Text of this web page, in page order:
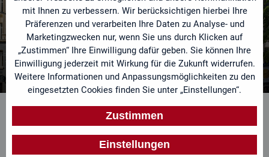
Jetzt individuelles Angebot
anfordern
Grenzenlos
flexibel
Anrede
Name
Telefon
mit Ihnen zu verbessern. Wir berücksichtigen hierbei Ihre
Präferenzen und verarbeiten Ihre Daten zu Analyse- und
Marketingzwecken nur, wenn Sie uns durch Klicken auf
„Zustimmen“ Ihre Einwilligung dafür geben. Sie können Ihre
Einwilligung jederzeit mit Wirkung für die Zukunft widerrufen.
Weitere Informationen und Anpassungsmöglichkeiten zu den
eingesetzten Cookies finden Sie unter „Einstellungen“.
Zustimmen
Einstellungen